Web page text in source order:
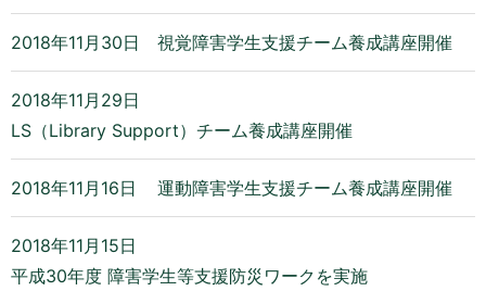
2018年11月30日 視覚障害学生支援チーム養成講座開催
2018年11月29日
LS（Library Support）チーム養成講座開催
2018年11月16日 運動障害学生支援チーム養成講座開催
2018年11月15日
平成30年度 障害学生等支援防災ワークを実施